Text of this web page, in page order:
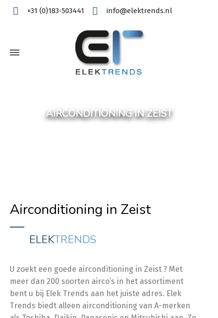
+31 (0)183-503441 info@elektrends.nl
AIRCONDITIONING IN ZEIST
Airconditioning in Zeist
ELEKTRENDS
U zoekt een goede airconditioning in Zeist ? Met
meer dan 200 soorten airco’s in het assortiment
bent u bij Elek Trends aan het juiste adres. Elek
Trends biedt alleen airconditioning van A-merken